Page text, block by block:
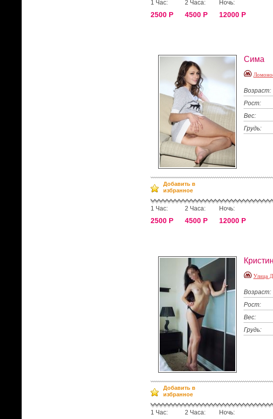
1 Час:
2500 Р
2 Часа:
4500 Р
Ночь:
12000 Р
Сима
Возраст:
Рост:
Вес:
Грудь:
Добавить в
избранное
1 Час:
2500 Р
2 Часа:
4500 Р
Ночь:
12000 Р
Улица
Возраст:
Рост:
Вес:
Грудь:
Добавить в
избранное
1 Час: 2 Часа: Ночь: